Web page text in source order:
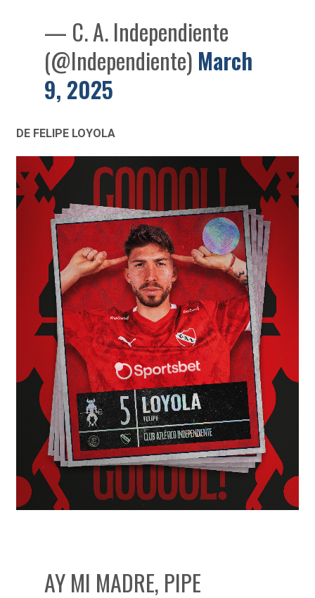
— C. A. Independiente
(@Independiente) March
9, 2025
DE FELIPE LOYOLA
AY MI MADRE, PIPE